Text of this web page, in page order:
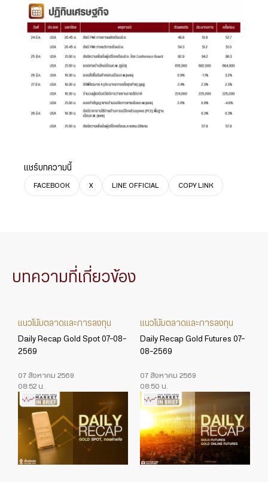
แชร์บทความนี้
FACEBOOK X LINE OFFICIAL COPY LINK
บทความที่เกี่ยวข้อง
แนวโน้มตลาดและการลงทุน
Daily Recap Gold Spot 07-08-
2569
07 สิงหาคม 2569
08:52 น.
แนวโน้มตลาดและการลงทุน
Daily Recap Gold Futures 07-
08-2569
07 สิงหาคม 2569
08:50 น.